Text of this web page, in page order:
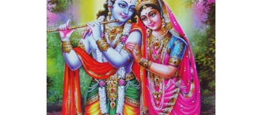
前に戻る